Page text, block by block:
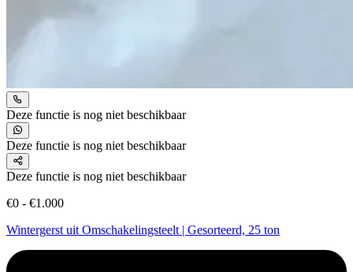
Deze functie is nog niet beschikbaar
Deze functie is nog niet beschikbaar
Deze functie is nog niet beschikbaar
€0 - €1.000
Wintergerst uit Omschakelingsteelt | Gesorteerd, 25 ton